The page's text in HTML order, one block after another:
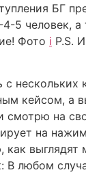
БГ
5 человек,
Фото i P.S.
кейсом,
на
на
любом